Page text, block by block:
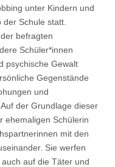
unter Kindern und
Schule statt.
befragten
Schüler*innen
psychische Gewalt
Gegenstände
und
der Grundlage dieser
ehemaligen Schülerin
mit den
Sie werfen
auf die Täter und